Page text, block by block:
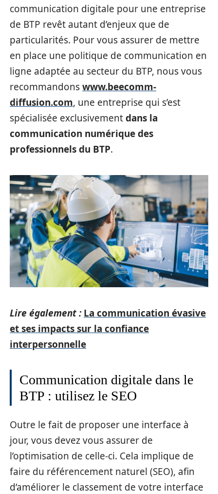
communication digitale pour une entreprise
de BTP revêt autant d’enjeux que de
particularités. Pour vous assurer de mettre
en place une politique de communication en
ligne adaptée au secteur du BTP, nous vous
recommandonswww.beecomm-
diffusion.com, une entreprise qui s’est
spécialisée exclusivementdans la
communication numérique des
professionnels du BTP.
Lire également : La communication évasive
et ses impacts sur la confiance
interpersonnelle
Communication digitale dans le
BTP : utilisez le SEO
Outre le fait de proposer une interface à
jour, vous devez vous assurer de
l’optimisation de celle-ci. Cela implique de
faire du référencement naturel (SEO), afin
d’améliorer le classement de votre interface